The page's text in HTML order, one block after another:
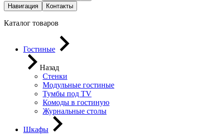
Навигация Контакты
Каталог товаров
Гостиные
Назад
Стенки
Модульные гостиные
Тумбы под ТV
Комоды в гостиную
Журнальные столы
Шкафы